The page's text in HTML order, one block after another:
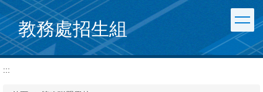
跳
到
主
要
內
容
教務處招生組
:::